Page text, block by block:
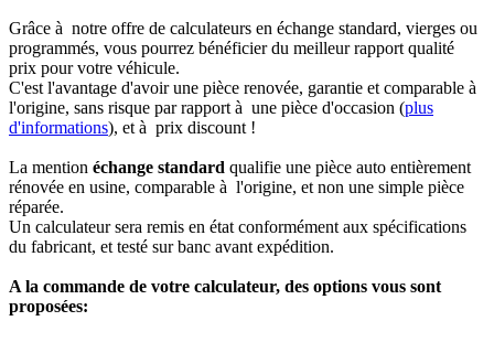
Grâce à notre offre de calculateurs en échange standard, vierges ou
programmés, vous pourrez bénéficier du meilleur rapport qualité
prix pour votre véhicule.
C'est l'avantage d'avoir une pièce renovée, garantie et comparable à
l'origine, sans risque par rapport à une pièce d'occasion (plus
d'informations), et à prix discount !
La mention échange standard qualifie une pièce auto entièrement
rénovée en usine, comparable à l'origine, et non une simple pièce
réparée.
Un calculateur sera remis en état conformément aux spécifications
du fabricant, et testé sur banc avant expédition.
A la commande de votre calculateur, des options vous sont
proposées: